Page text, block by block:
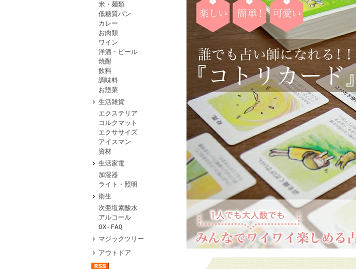
米・麺類
低糖質パン
カレー
お肉類
ワイン
洋酒・ビール
焼酎
飲料
調味料
お惣菜
生活雑貨
エクステリア
コルクマット
エクササイズ
アイスマン
資材
生活家電
加湿器
ライト・照明
衛生
次亜塩素酸水
アルコール
OX-FAQ
マジックツリー
アウトドア